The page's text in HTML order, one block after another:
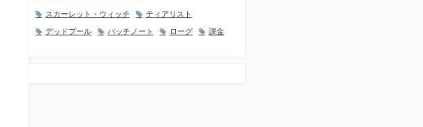
スカーレット・ウィッチ ティアリスト
デッドプール パッチノート ローグ 課金